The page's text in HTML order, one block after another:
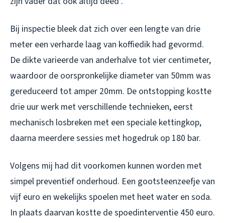
Bij inspectie bleek dat zich over een lengte van drie
meter een verharde laag van koffiedik had gevormd.
De dikte varieerde van anderhalve tot vier centimeter,
waardoor de oorspronkelijke diameter van 50mm was
gereduceerd tot amper 20mm. De ontstopping kostte
drie uur werk met verschillende technieken, eerst
mechanisch losbreken met een speciale kettingkop,
daarna meerdere sessies met hogedruk op 180 bar.
Volgens mij had dit voorkomen kunnen worden met
simpel preventief onderhoud. Een gootsteenzeefje van
vijf euro en wekelijks spoelen met heet water en soda.
In plaats daarvan kostte de spoedinterventie 450 euro.